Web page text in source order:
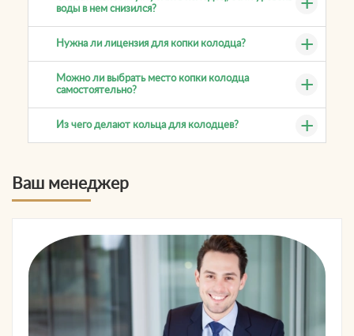
воды в нем снизился?
Нужна ли лицензия для копки колодца?
Можно ли выбрать место копки колодца
самостоятельно?
Из чего делают кольца для колодцев?
Ваш менеджер